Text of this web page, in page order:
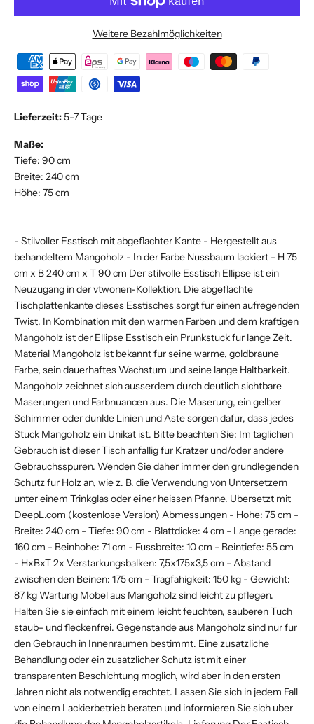
Weitere Bezahlmöglichkeiten
Lieferzeit:5-7 Tage
Maße:
Tiefe: 90 cm
Breite: 240 cm
Höhe: 75 cm
- Stilvoller Esstisch mit abgeflachter Kante - Hergestellt aus
behandeltem Mangoholz - In der Farbe Nussbaum lackiert - H 75
cm x B 240 cm x T 90 cm Der stilvolle Esstisch Ellipse ist ein
Neuzugang in der vtwonen-Kollektion. Die abgeflachte
Tischplattenkante dieses Esstisches sorgt fur einen aufregenden
Twist. In Kombination mit den warmen Farben und dem kraftigen
Mangoholz ist der Ellipse Esstisch ein Prunkstuck fur lange Zeit.
Material Mangoholz ist bekannt fur seine warme, goldbraune
Farbe, sein dauerhaftes Wachstum und seine lange Haltbarkeit.
Mangoholz zeichnet sich ausserdem durch deutlich sichtbare
Maserungen und Farbnuancen aus. Die Maserung, ein gelber
Schimmer oder dunkle Linien und Aste sorgen dafur, dass jedes
Stuck Mangoholz ein Unikat ist. Bitte beachten Sie: Im taglichen
Gebrauch ist dieser Tisch anfallig fur Kratzer und/oder andere
Gebrauchsspuren. Wenden Sie daher immer den grundlegenden
Schutz fur Holz an, wie z. B. die Verwendung von Untersetzern
unter einem Trinkglas oder einer heissen Pfanne. Ubersetzt mit
DeepL.com (kostenlose Version) Abmessungen - Hohe: 75 cm -
Breite: 240 cm - Tiefe: 90 cm - Blattdicke: 4 cm - Lange gerade:
160 cm - Beinhohe: 71 cm - Fussbreite: 10 cm - Beintiefe: 55 cm
- HxBxT 2x Verstarkungsbalken: 7,5x175x3,5 cm - Abstand
zwischen den Beinen: 175 cm - Tragfahigkeit: 150 kg - Gewicht:
87 kg Wartung Mobel aus Mangoholz sind leicht zu pflegen.
Halten Sie sie einfach mit einem leicht feuchten, sauberen Tuch
staub- und fleckenfrei. Gegenstande aus Mangoholz sind nur fur
den Gebrauch in Innenraumen bestimmt. Eine zusatzliche
Behandlung oder ein zusatzlicher Schutz ist mit einer
transparenten Beschichtung moglich, wird aber in den ersten
Jahren nicht als notwendig erachtet. Lassen Sie sich in jedem Fall
von einem Lackierbetrieb beraten und informieren Sie sich uber